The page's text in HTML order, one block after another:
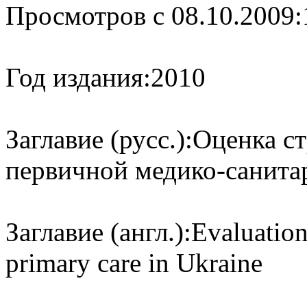
Просмотров с 08.10.2009:
Год издания:2010
Заглавие (русс.):Оценка
первичной медико-
Заглавие (англ.):
primary care in Ukraine